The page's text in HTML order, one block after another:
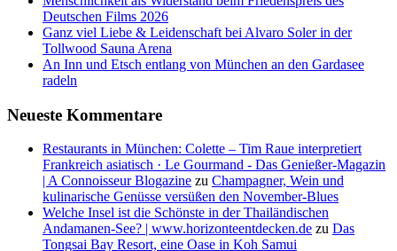
Deutschen Films 2026
Ganz viel Liebe & Leidenschaft bei Alvaro Soler in der
Tollwood Sauna Arena
An Inn und Etsch entlang von München an den Gardasee
radeln
Neueste Kommentare
Restaurants in München: Colette – Tim Raue interpretiert
Frankreich asiatisch · Le Gourmand - Das Genießer-Magazin
| A Connoisseur Blogazine zu Champagner, Wein und
kulinarische Genüsse versüßen den November-Blues
Welche Insel ist die Schönste in der Thailändischen
Andamanen-See? | www.horizonteentdecken.de zu Das
Tongsai Bay Resort, eine Oase in Koh Samui